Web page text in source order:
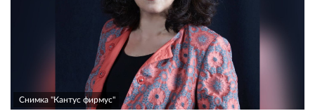
Снимка "Кантус фирмус"
ПОЛИТИКАТА ЗА
ПОВЕРИТЕЛНОСТ
02 975 20 35